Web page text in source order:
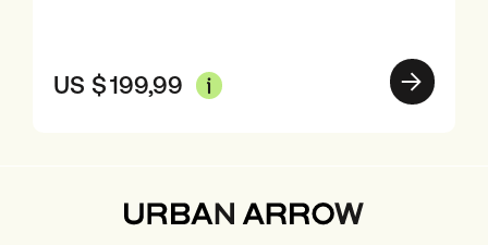
US $199,99